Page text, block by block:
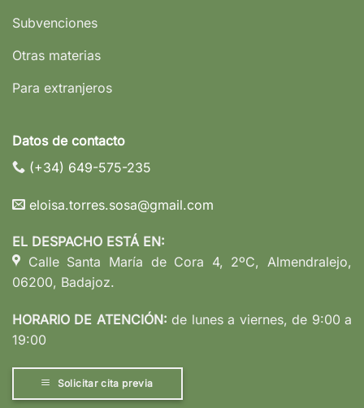
Subvenciones
Otras materias
Para extranjeros
Datos de contacto
(+34) 649-575-235
eloisa.torres.sosa@gmail.com
EL DESPACHO ESTÁ EN:
Calle Santa María de Cora 4, 2ºC, Almendralejo,
06200, Badajoz.
HORARIO DE ATENCIÓN: de lunes a viernes, de 9:00 a
19:00
Solicitar cita previa